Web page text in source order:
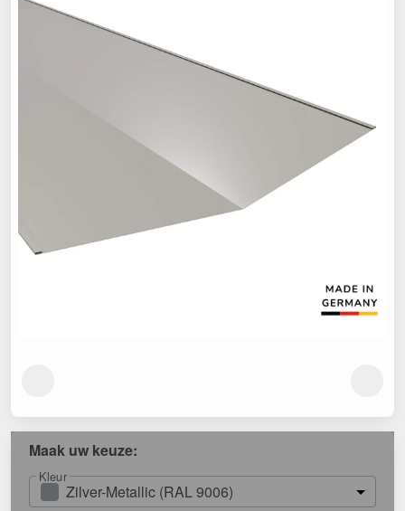
Maak uw keuze:
Kleur
Zilver-Metallic (RAL 9006)